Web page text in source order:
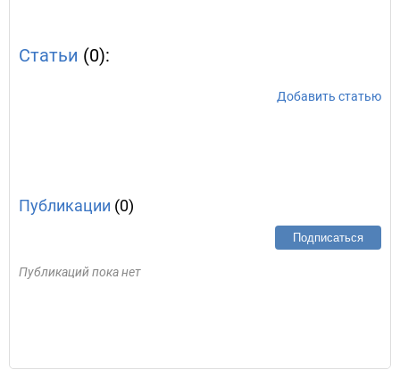
Статьи (0):
Добавить статью
Публикации (0)
Подписаться
Публикаций пока нет